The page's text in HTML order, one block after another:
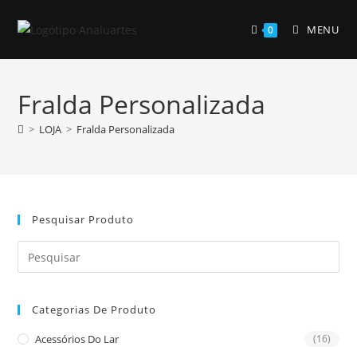
0 MENU
Fralda Personalizada
> LOJA > Fralda Personalizada
Pesquisar Produto
Categorias De Produto
Acessórios Do Lar (16)